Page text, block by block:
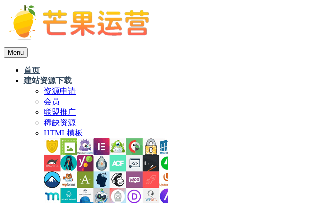
Menu
首页
建站资源下载
资源申请
会员
联盟推广
稀缺资源
HTML模板